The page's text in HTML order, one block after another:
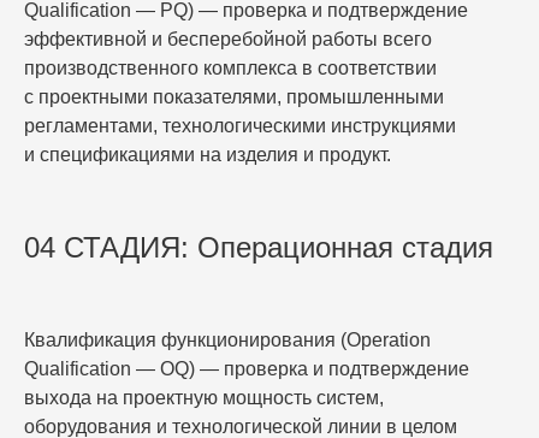
Qualification — PQ) — проверка и подтверждение
эффективной и бесперебойной работы всего
производственного комплекса в соответствии
с проектными показателями, промышленными
регламентами, технологическими инструкциями
и спецификациями на изделия и продукт.
04 СТАДИЯ: Операционная стадия
Квалификация функционирования (Operation
Qualification — OQ) — проверка и подтверждение
выхода на проектную мощность систем,
оборудования и технологической линии в целом